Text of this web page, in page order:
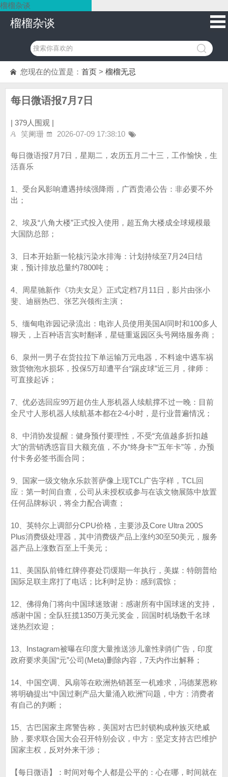
榴榴杂谈
榴榴杂谈
您现在的位置是： 首页 > 榴榴无忌
每日微语报7月7日
| 379人围观 |
笑阑珊
2026-07-09 17:38:10
每日微语报7月7日，星期二，农历五月二十三，工作愉快，生
活喜乐
1、受台风影响遭遇持续强降雨，广西贵港公告：非必要不外
出；
2、埃及“八角大楼”正式投入使用，超五角大楼成全球规模最
大国防总部；
3、日本开始新一轮核污染水排海：计划持续至7月24日结
束，预计排放总量约7800吨；
4、周星驰新作《功夫女足》正式定档7月11日，影片由张小
斐、迪丽热巴、张艺兴领衔主演；
5、缅甸电诈园记录流出：电诈人员使用美国AI同时和100多人
聊天，上百种语言实时翻译，星链重返园区头号网络服务商；
6、泉州一男子在货拉拉下单运输万元电器，不料途中遇车祸
致货物泡水损坏，投保5万却遭平台“踢皮球”近三月，律师：
可直接起诉；
7、优必选回应99万超仿生人形机器人续航撑不过一晚：目前
全尺寸人形机器人续航基本都在2-4小时，是行业普遍情况；
8、中消协发提醒：健身预付要理性，不受“充值越多折扣越
大”的营销诱惑盲目大额充值，不办“终身卡”“五年卡”等，办预
付卡务必签书面合同；
9、国家一级文物永乐款菩萨像上现TCL广告字样，TCL回
应：第一时间自查，公司从未授权或参与在该文物展陈中放置
任何品牌标识，将全力配合调查；
10、英特尔上调部分CPU价格，主要涉及Core Ultra 200S
Plus消费级处理器，其中消费级产品上涨约30至50美元，服务
器产品上涨数百至上千美元；
11、美国队前锋红牌停赛处罚缓期一年执行，美媒：特朗普给
国际足联主席打了电话；比利时足协：感到震惊；
12、佛得角门将向中国球迷致谢：感谢所有中国球迷的支持，
感谢中国；全队狂揽1350万美元奖金，回国时机场数千名球
迷热烈欢迎；
13、Instagram被曝在印度大量推送涉儿童性剥削广告，印度
政府要求美国“元”公司(Meta)删除内容，7天内作出解释；
14、中国空调、风扇等在欧洲热销甚至一机难求，冯德莱恩称
将明确提出“中国过剩产品大量涌入欧洲”问题，中方：消费者
有自己的判断；
15、古巴国家主席警告称，美国对古巴封锁构成种族灭绝威
胁，要求联合国大会召开特别会议，中方：坚定支持古巴维护
国家主权，反对外来干涉；
【每日微语】：时间对每个人都是公平的：心在哪，时间就在